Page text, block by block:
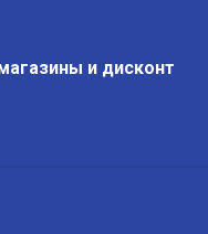
и дисконт